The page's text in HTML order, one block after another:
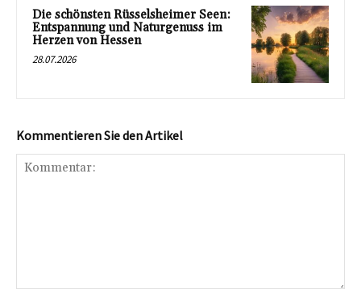
Die schönsten Rüsselsheimer Seen:
Entspannung und Naturgenuss im
Herzen von Hessen
28.07.2026
Kommentieren Sie den Artikel